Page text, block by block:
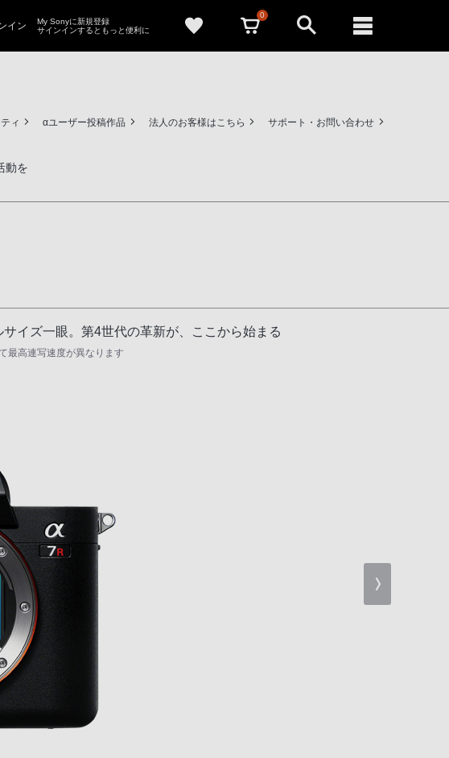
イン
My Sonyに新規登録
サインインするともっと便利に
0
ィ αユーザー投稿作品 法人のお客様はこちら サポート・お問い合わせ
動を
イズ一眼。第4世代の革新が、ここから始まる
最高連写速度が異なります